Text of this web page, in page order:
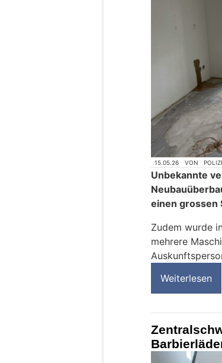
15.05.26 VON
Unbekannte
einen grossen
Zudem wurde
mehrere
Weiterlesen